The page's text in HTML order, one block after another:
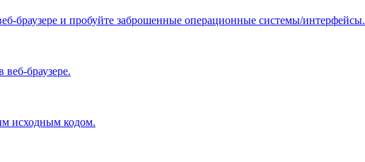
браузере и пробуйте заброшенные операционные системы/интерфейсы.
браузере.
исходным кодом.